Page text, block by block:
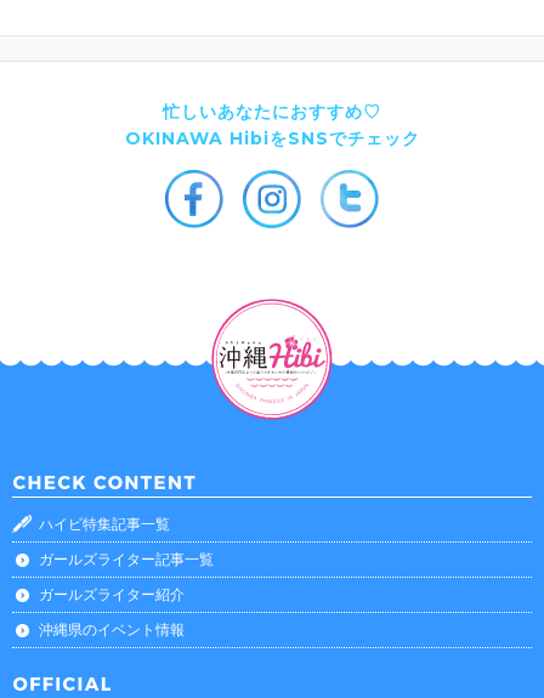
忙しいあなたにおすすめ♡
OKINAWA HibiをSNSでチェック
ハイビ特集記事一覧
ガールズライター記事一覧
ガールズライター紹介
沖縄県のイベント情報